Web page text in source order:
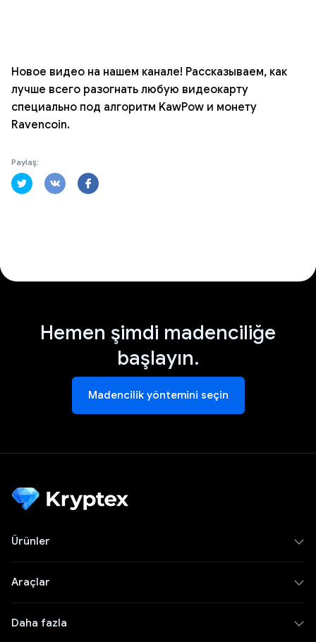
Новое видео на нашем канале! Рассказываем, как
лучше всего разогнать любую видеокарту
специально под алгоритм KawPow и монету
Ravencoin.
Paylaş:
Hemen şimdi madenciliğe
başlayın.
Madencilik yöntemini seçin
Ürünler
Araçlar
Daha fazla